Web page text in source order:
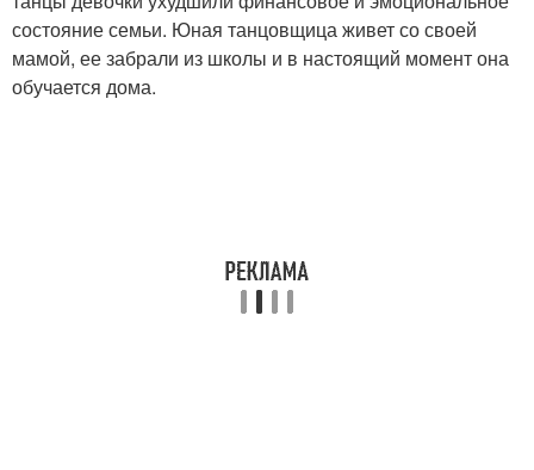
состояние семьи. Юная танцовщица живет со своей
мамой, ее забрали из школы и в настоящий момент она
обучается дома.